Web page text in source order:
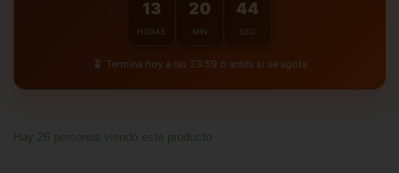
13
HORAS
20
MIN
43
SEG
Termina hoy a las 23:59 o antes si se agota
Hay 26 personas viendo este producto